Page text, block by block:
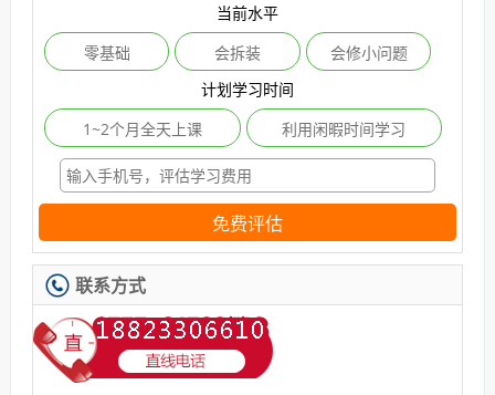
当前水平
零基础
会拆装
会修小问题
计划学习时间
1~2个月全天上课
利用闲暇时间学习
免费评估
联系方式